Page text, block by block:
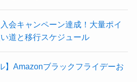
会キャンペーン達成！大量ポイ
道と移行スケジュール
】Amazonブラックフライデーお